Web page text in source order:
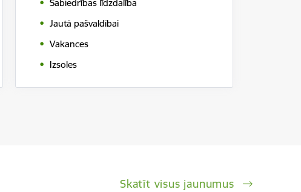
Sabiedrības līdzdalība
Jautā pašvaldībai
Vakances
Izsoles
Skatīt visus jaunumus